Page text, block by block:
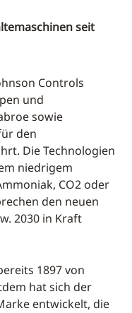
seit
Controls
und
sowie
den
Die Technologien
niedrigem
CO2 oder
den neuen
2030 in Kraft
1897 von
hat sich der
entwickelt, die